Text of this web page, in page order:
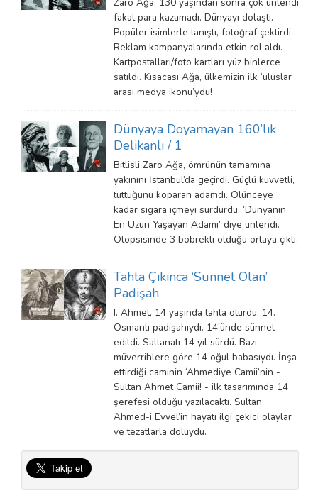
fakat para kazamadı. Dünyayı dolaştı.
Popüler isimlerle tanıştı, fotoğraf çektirdi.
Reklam kampanyalarında etkin rol aldı.
Kartpostalları/foto kartları yüz binlerce
satıldı. Kısacası Ağa, ülkemizin ilk ‘uluslar
arası medya ikonu’ydu!
Dünyaya Doyamayan 160’lık
Delikanlı / 1
Bitlisli Zaro Ağa, ömrünün tamamına
yakınını İstanbul’da geçirdi. Güçlü kuvvetli,
tuttuğunu koparan adamdı. Ölünceye
kadar sigara içmeyi sürdürdü. ‘Dünyanın
En Uzun Yaşayan Adamı’ diye ünlendi.
Otopsisinde 3 böbrekli olduğu ortaya çıktı.
Tahta Çıkınca ‘Sünnet Olan’
Padişah
I. Ahmet, 14 yaşında tahta oturdu. 14.
Osmanlı padişahıydı. 14’ünde sünnet
edildi. Saltanatı 14 yıl sürdü. Bazı
müverrihlere göre 14 oğul babasıydı. İnşa
ettirdiği caminin ‘Ahmediye Camii’nin -
Sultan Ahmet Camii! - ilk tasarımında 14
şerefesi olduğu yazılacaktı. Sultan
Ahmed-i Evvel’in hayatı ilgi çekici olaylar
ve tezatlarla doluydu.